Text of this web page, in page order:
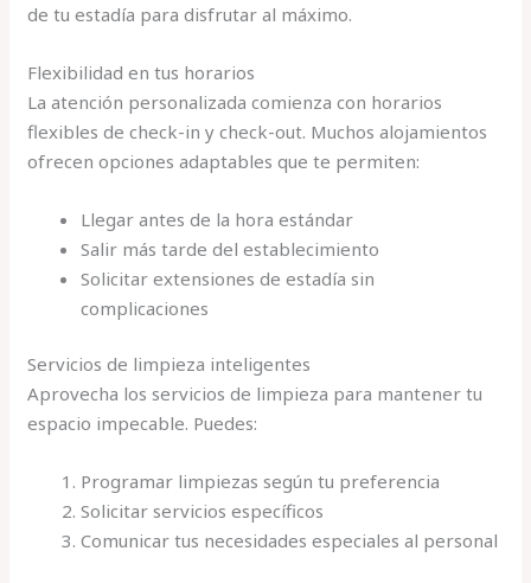
de tu estadía para disfrutar al máximo.
Flexibilidad en tus horarios
La atención personalizada comienza con horarios
flexibles de check-in y check-out. Muchos alojamientos
ofrecen opciones adaptables que te permiten:
Llegar antes de la hora estándar
Salir más tarde del establecimiento
Solicitar extensiones de estadía sin
complicaciones
Servicios de limpieza inteligentes
Aprovecha los servicios de limpieza para mantener tu
espacio impecable. Puedes:
Programar limpiezas según tu preferencia
Solicitar servicios específicos
Comunicar tus necesidades especiales al personal